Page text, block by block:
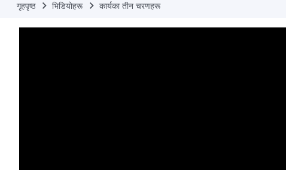
गृहपृष्ठ भिडियोहरू कार्यका तीन चरणहरू